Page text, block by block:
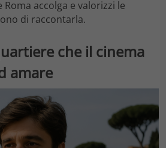
accolga e valorizzi le
di raccontarla.
che il cinema
amare